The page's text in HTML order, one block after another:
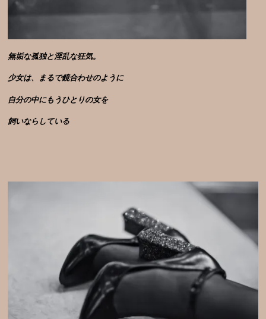
無垢な孤独と淫乱な狂気。
少女は、まるで鏡合わせのように
自分の中にもうひとりの女を
飼いならしている